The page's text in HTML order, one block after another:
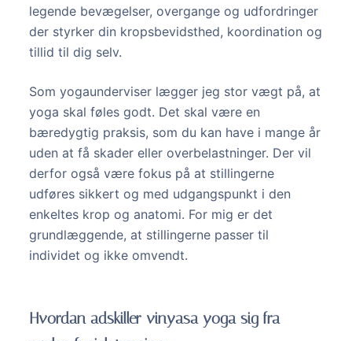
legende bevægelser, overgange og udfordringer
der styrker din kropsbevidsthed, koordination og
tillid til dig selv.
Som yogaunderviser lægger jeg stor vægt på, at
yoga skal føles godt. Det skal være en
bæredygtig praksis, som du kan have i mange år
uden at få skader eller overbelastninger. Der vil
derfor også være fokus på at stillingerne
udføres sikkert og med udgangspunkt i den
enkeltes krop og anatomi. For mig er det
grundlæggende, at stillingerne passer til
individet og ikke omvendt.
Hvordan adskiller vinyasa yoga sig fra